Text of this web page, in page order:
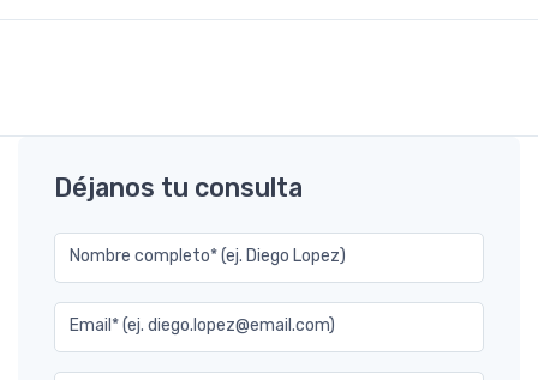
Déjanos tu consulta
Nombre completo* (ej. Diego Lopez)
Email* (ej. diego.lopez@email.com)